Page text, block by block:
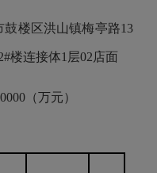
楼区洪山镇梅亭路13
楼连接体1层02店面
（万元）